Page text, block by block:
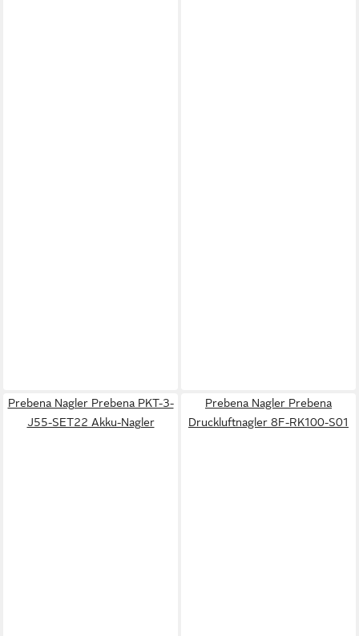
Prebena Nagler Prebena PKT-3-
J55-SET22 Akku-Nagler
Prebena Nagler Prebena
Druckluftnagler 8F-RK100-S01